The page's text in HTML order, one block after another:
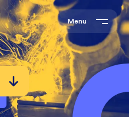
Menu